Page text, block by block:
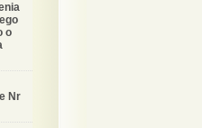
o
Nr